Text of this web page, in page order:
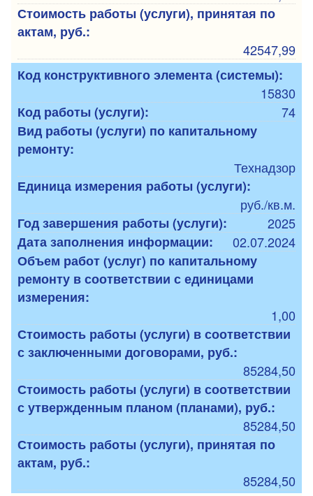
Стоимость работы (услуги), принятая по
актам, руб.:
42547,99
Код конструктивного элемента (системы):
15830
Код работы (услуги):
74
Вид работы (услуги) по капитальному
ремонту:
Технадзор
Единица измерения работы (услуги):
руб./кв.м.
Год завершения работы (услуги):
2025
Дата заполнения информации:
02.07.2024
Объем работ (услуг) по капитальному
ремонту в соответствии с единицами
измерения:
1,00
Стоимость работы (услуги) в соответствии
с заключенными договорами, руб.:
85284,50
Стоимость работы (услуги) в соответствии
с утвержденным планом (планами), руб.:
85284,50
Стоимость работы (услуги), принятая по
актам, руб.:
85284,50